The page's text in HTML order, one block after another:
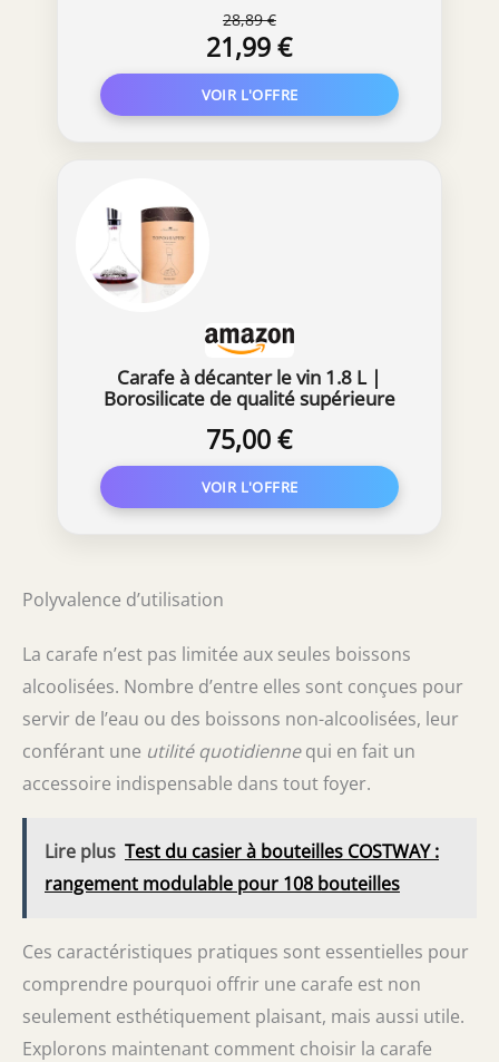
billes de nettoyage en acier et carte
de vœux,accessoire pour le vin,pour
les amateurs de vin 1500 ml
28,89 €
21,99 €
Carafe à décanter le vin 1.8 L |
Borosilicate de qualité supérieure
montagnes en relief | Bouchon 3 en
1 (filtre, aérateur et bec verseur)
(Mont Blanc)
75,00 €
Polyvalence d’utilisation
La carafe n’est pas limitée aux seules boissons
alcoolisées. Nombre d’entre elles sont conçues pour
servir de l’eau ou des boissons non-alcoolisées, leur
conférant une utilité quotidiennequi en fait un
accessoire indispensable dans tout foyer.
Lire plus Test du casier à bouteilles COSTWAY :
rangement modulable pour 108 bouteilles
Ces caractéristiques pratiques sont essentielles pour
comprendre pourquoi offrir une carafe est non
seulement esthétiquement plaisant, mais aussi utile.
Explorons maintenant comment choisir la carafe